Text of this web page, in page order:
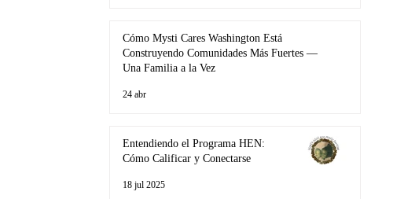
Cómo Mysti Cares Washington Está
Construyendo Comunidades Más Fuertes —
Una Familia a la Vez
24 abr
Entendiendo el Programa HEN:
Cómo Calificar y Conectarse
18 jul 2025